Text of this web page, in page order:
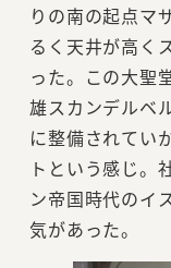
りの南の起点マ
るく天井が高く
った。この大聖
雄スカンデルベ
に整備されてい
トという感じ。
ン帝国時代のイ
気があった。